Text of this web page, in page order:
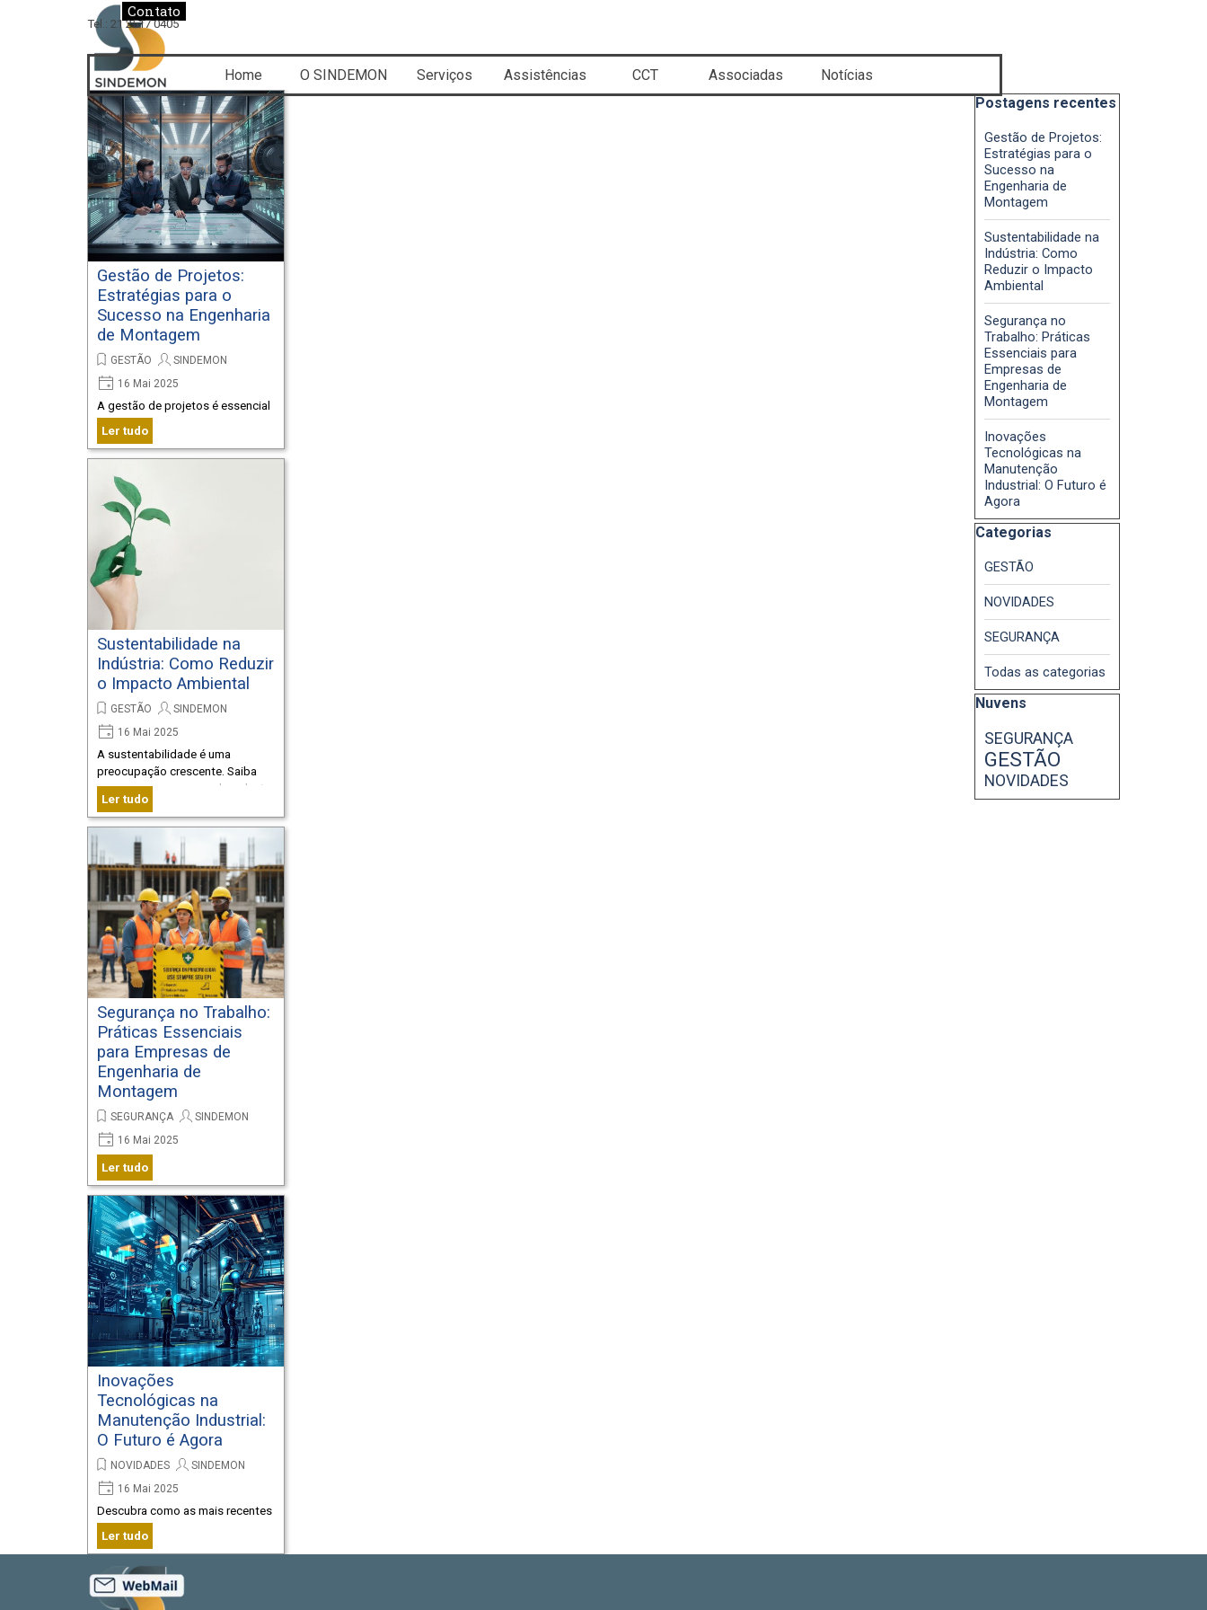
Ir para o conteúdo
Pular menu
Home O SINDEMON Serviços ▼
Assistências ▼
CCT Associadas Notícias
Contato
Tel.: 21 2517 0405
Gestão de Projetos:
Estratégias para o
Sucesso na Engenharia
de Montagem
GESTÃO
SINDEMON
16 Mai 2025
A gestão de projetos é essencial
para o sucesso. Descubra
gerenciar projetos de engenharia
de montagem.
Ler tudo
Sustentabilidade na
Indústria: Como Reduzir
o Impacto Ambiental
GESTÃO
SINDEMON
16 Mai 2025
A sustentabilidade é uma
preocupação crescente. Saiba
como sua empresa pode reduzir
o impacto ambiental e adotar
práticas mais sustentáveis.
Ler tudo
Segurança no Trabalho:
Práticas Essenciais
para Empresas de
Engenharia de
Montagem
SEGURANÇA
SINDEMON
16 Mai 2025
A segurança no trabalho é uma
prioridade. Conheça as práticas
essenciais que toda empresa de
engenharia de montagem deve
adotar.
Ler tudo
Inovações
Tecnológicas na
Manutenção Industrial:
O Futuro é Agora
NOVIDADES
SINDEMON
16 Mai 2025
Descubra como as mais recentes
inovações tecnológicas estão
pode se beneficiar.
Ler tudo
Pular bloco Postagens recentes
Postagens recentes
Gestão de Projetos:
Estratégias para o
Sucesso na
Engenharia de
Montagem
Sustentabilidade na
Indústria: Como
Reduzir o Impacto
Ambiental
Segurança no
Trabalho: Práticas
Essenciais para
Empresas de
Engenharia de
Montagem
Inovações
Tecnológicas na
Manutenção
Industrial: O Futuro é
Agora
Pular bloco Categorias
Categorias
GESTÃO
NOVIDADES
SEGURANÇA
Todas as categorias
Pular bloco Nuvens
Nuvens
SEGURANÇA
GESTÃO
NOVIDADES